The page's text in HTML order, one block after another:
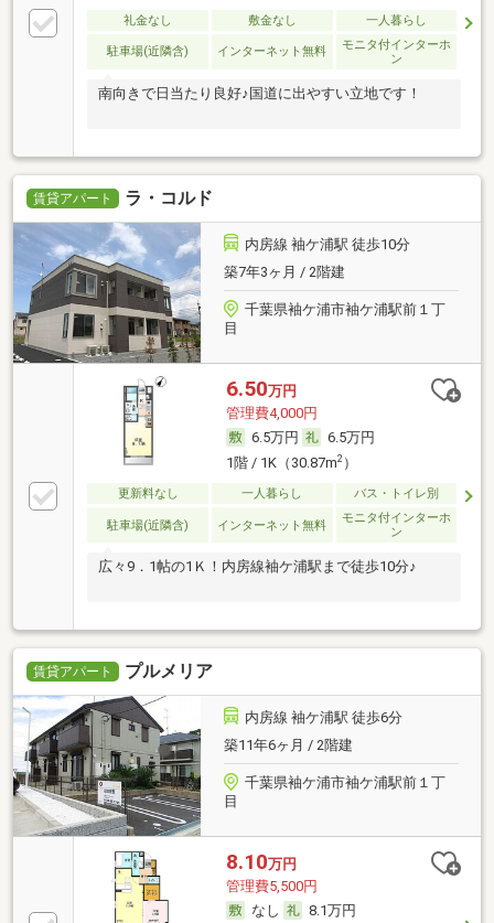
礼金なし 敷金なし 一人暮らし
駐車場(近隣含) インターネット無料
モニタ付インターホ
ン
南向きで日当たり良好♪国道に出やすい立地です！
賃貸アパート ラ・コルド
内房線 袖ケ浦駅 徒歩10分
築7年3ヶ月 / 2階建
千葉県袖ケ浦市袖ケ浦駅前１丁
目
6.50万円
管理費4,000円
6.5万円
6.5万円
1階 / 1K（30.87m2）
更新料なし 一人暮らし バス・トイレ別
駐車場(近隣含) インターネット無料
モニタ付インターホ
ン
広々9．1帖の1Ｋ！内房線袖ケ浦駅まで徒歩10分♪
賃貸アパート プルメリア
内房線 袖ケ浦駅 徒歩6分
築11年6ヶ月 / 2階建
千葉県袖ケ浦市袖ケ浦駅前１丁
目
8.10万円
管理費5,500円
なし
8.1万円